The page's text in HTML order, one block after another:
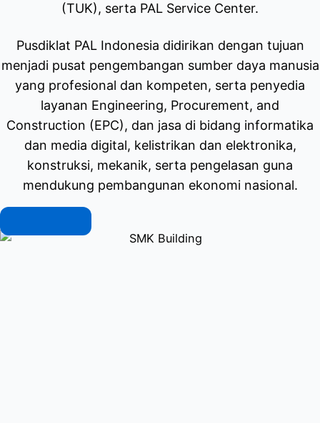
(TUK), serta PAL Service Center.
Pusdiklat PAL Indonesia didirikan dengan tujuan
menjadi pusat pengembangan sumber daya manusia
yang profesional dan kompeten, serta penyedia
layanan Engineering, Procurement, and
Construction (EPC), dan jasa di bidang informatika
dan media digital, kelistrikan dan elektronika,
konstruksi, mekanik, serta pengelasan guna
mendukung pembangunan ekonomi nasional.